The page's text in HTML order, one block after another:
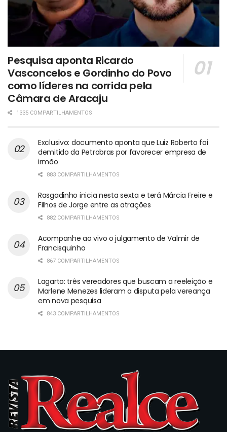
Pesquisa aponta Ricardo
Vasconcelos e Gordinho do Povo
como líderes na corrida pela
Câmara de Aracaju
1335 COMPARTILHAMENTOS
Exclusivo: documento aponta que Luiz Roberto foi
demitido da Petrobras por favorecer empresa de
irmão
883 COMPARTILHAMENTOS
Rasgadinho inicia nesta sexta e terá Márcia Freire e
Filhos de Jorge entre as atrações
882 COMPARTILHAMENTOS
Acompanhe ao vivo o julgamento de Valmir de
Francisquinho
867 COMPARTILHAMENTOS
Lagarto: três vereadores que buscam a reeleição e
Marlene Menezes lideram a disputa pela vereança
em nova pesquisa
843 COMPARTILHAMENTOS